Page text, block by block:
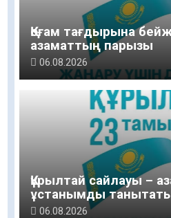
Қоғам тағдырына
азаматтың парызы
06.08.2026
Құрылтай сайлауы –
ұстанымды
қадам
06.08.2026